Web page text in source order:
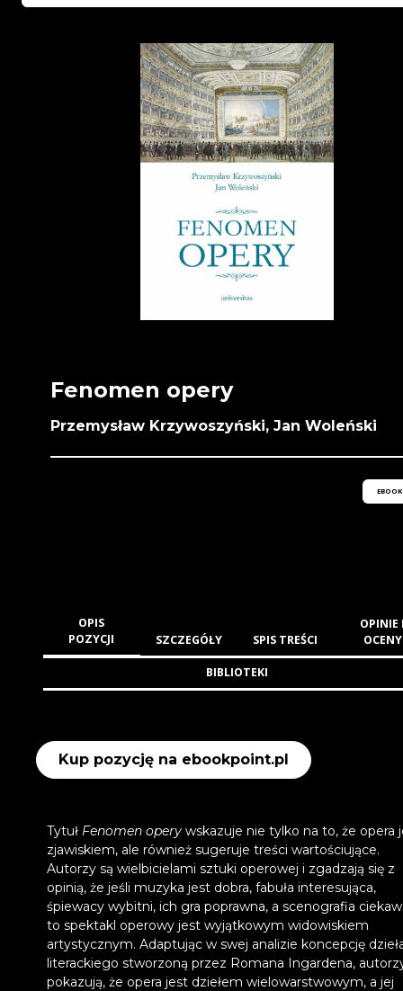
Fenomen opery
Przemysław Krzywoszyński, Jan Woleński
EBOOK
OPIS
POZYCJI
SZCZEGÓŁY SPIS TREŚCI
OPINIE
OCENY
BIBLIOTEKI
Kup pozycję na ebookpoint.pl
Tytuł Fenomen opery wskazuje nie tylko na to, że opera
zjawiskiem, ale również sugeruje treści wartościujące.
Autorzy są wielbicielami sztuki operowej i zgadzają się z
opinią, że jeśli muzyka jest dobra, fabuła interesująca,
śpiewacy wybitni, ich gra poprawna, a scenografia
to spektakl operowy jest wyjątkowym widowiskiem
artystycznym. Adaptując w swej analizie koncepcję
literackiego stworzoną przez Romana Ingardena,
pokazują, że opera jest dziełem wielowarstwowym, a jej